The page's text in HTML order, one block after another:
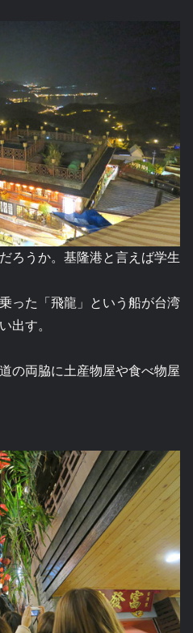
ろうか。基隆港と言えば学生
った「飛龍」という船が台湾
出す。
の両脇に土産物屋や食べ物屋